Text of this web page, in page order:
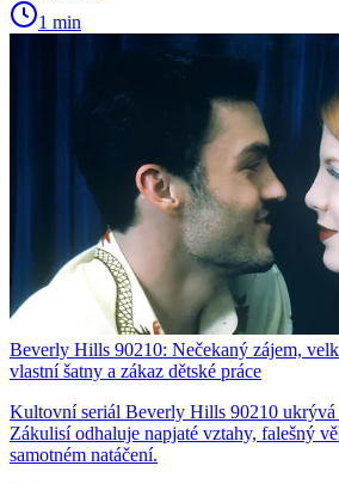
1 min
Beverly Hills 90210: Nečekaný zájem,
vlastní šatny a zákaz dětské práce
Kultovní seriál Beverly Hills 90210 ukrývá
Zákulisí odhaluje napjaté vztahy, falešný
samotném natáčení.